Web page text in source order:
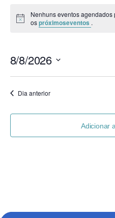
Notice
Nenhuns eventos agendados
ospróximoseventos .
8/8/2026
data.Dia anterior
Adicionar